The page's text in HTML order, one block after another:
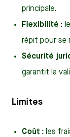
principale.
Flexibilité :
répit pour se
Sécurité
garantit la
Limites
Coût : les